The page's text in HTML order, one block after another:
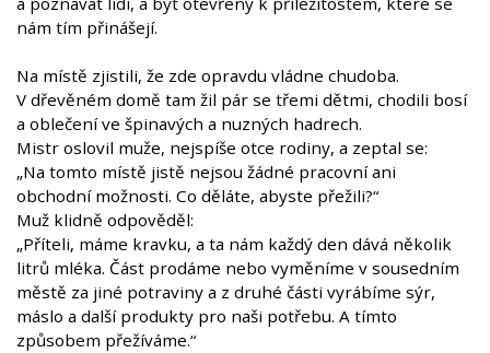
nám tím přinášejí.
Na místě zjistili, že zde opravdu vládne chudoba.
V dřevěném domě tam žil pár se třemi dětmi, chodili bosí
a oblečení ve špinavých a nuzných hadrech.
Mistr oslovil muže, nejspíše otce rodiny, a zeptal se:
„Na tomto místě jistě nejsou žádné pracovní ani
obchodní možnosti. Co děláte, abyste přežili?“
Muž klidně odpověděl:
„Příteli, máme kravku, a ta nám každý den dává několik
litrů mléka. Část prodáme nebo vyměníme v sousedním
městě za jiné potraviny a z druhé části vyrábíme sýr,
máslo a další produkty pro naši potřebu. A tímto
způsobem přežíváme.“